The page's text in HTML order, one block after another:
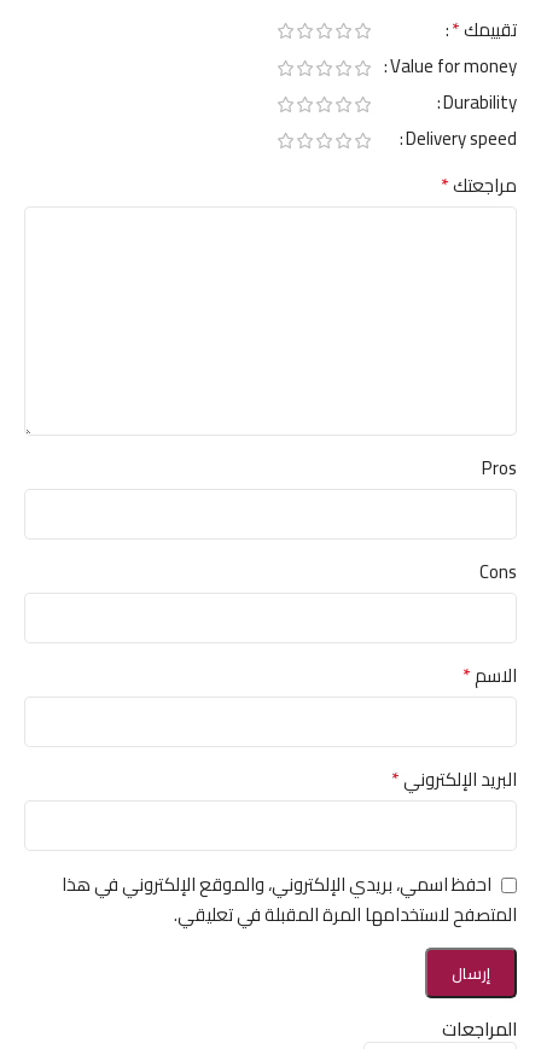
المراجعات
تقييمك*
Value for money
Durability
Delivery speed
مراجعتك*
Pros
Cons
الاسم*
البريد الإلكتروني*
احفظ اسمي، بريدي الإلكتروني، والموقع الإلكتروني في هذا
المتصفح لاستخدامها المرة المقبلة في تعليقي.